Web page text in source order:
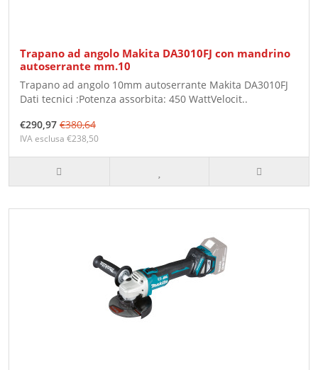
Trapano ad angolo Makita DA3010FJ con mandrino
autoserrante mm.10
Trapano ad angolo 10mm autoserrante Makita DA3010FJ
Dati tecnici :Potenza assorbita: 450 WattVelocit..
€290,97 €380,64
IVA esclusa €238,50